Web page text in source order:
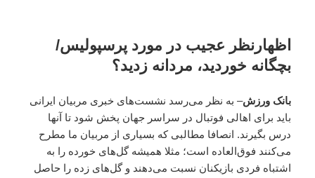
اظهارنظر عجیب در مورد پرسپولیس/
بچگانه خوردید، مردانه زدید؟
بانک ورزش– به نظر می‌رسد نشست‌های خبری مربیان ایرانی
باید برای اهالی فوتبال در سراسر جهان پخش شود تا آنها
درس بگیرند. انصافا مطالبی که بسیاری از مربیان ما مطرح
می‌کنند فوق‌العاده است؛ مثلا همیشه گل‌های خورده را به
اشتباه فردی بازیکنان نسبت می‌دهند و گل‌های زده را حاصل